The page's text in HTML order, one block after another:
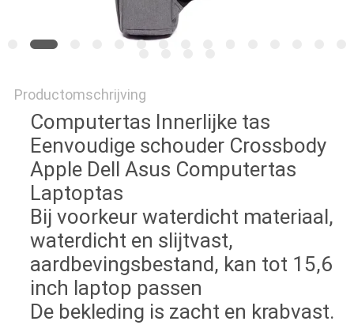
Productomschrijving
Computertas Innerlijke tas
Eenvoudige schouder Crossbody
Apple Dell Asus Computertas
Laptoptas
Bij voorkeur waterdicht materiaal,
waterdicht en slijtvast,
aardbevingsbestand, kan tot 15,6
inch laptop passen
De bekleding is zacht en krabvast.